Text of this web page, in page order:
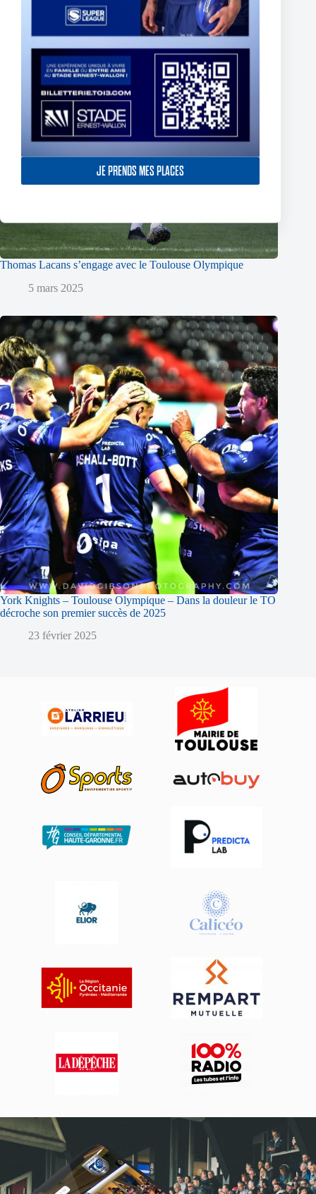
JE PRENDS MES PLACES
Thomas Lacans s’engage avec le Toulouse Olympique
5 mars 2025
York Knights – Toulouse Olympique – Dans la douleur le TO
décroche son premier succès de 2025
23 février 2025